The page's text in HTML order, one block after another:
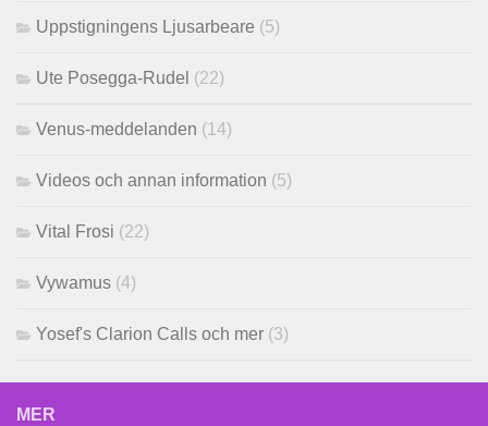
Uppstigningens Ljusarbeare (5)
Ute Posegga-Rudel (22)
Venus-meddelanden (14)
Videos och annan information (5)
Vital Frosi (22)
Vywamus (4)
Yosef's Clarion Calls och mer (3)
MER